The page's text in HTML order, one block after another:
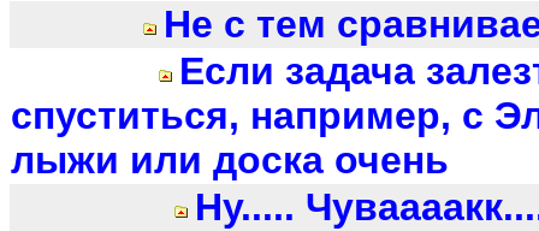
Не с тем
Если задача
спуститься, например, с
лыжи или доска очень
Ну.....